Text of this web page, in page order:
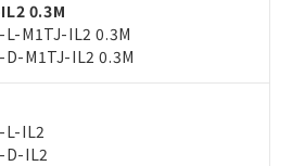
0.3M
M1TJ-IL2 0.3M
M1TJ-IL2 0.3M
L-IL2
D-IL2